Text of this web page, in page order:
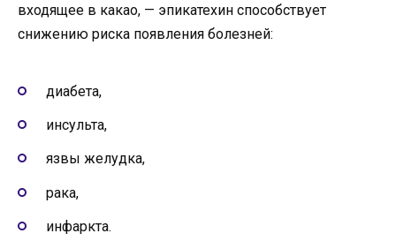
входящее в какао, — эпикатехин способствует
снижению риска появления болезней:
диабета,
инсульта,
язвы желудка,
рака,
инфаркта.